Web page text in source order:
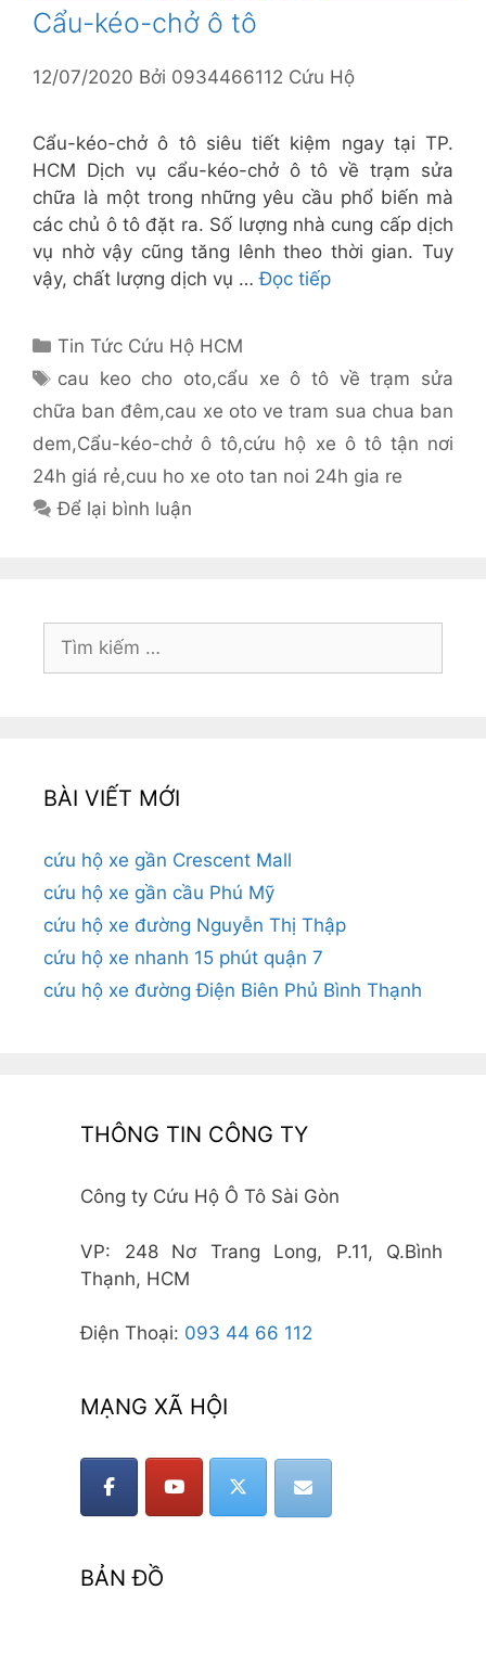
Cẩu-kéo-chở ô tô
12/07/2020 Bởi 0934466112 Cứu Hộ
Cẩu-kéo-chở ô tô siêu tiết kiệm ngay tại TP.
HCM Dịch vụ cẩu-kéo-chở ô tô về trạm sửa
chữa là một trong những yêu cầu phổ biến mà
các chủ ô tô đặt ra. Số lượng nhà cung cấp dịch
vụ nhờ vậy cũng tăng lênh theo thời gian. Tuy
vậy, chất lượng dịch vụ …Đọc tiếp
Danh
mục
Tin Tức Cứu Hộ HCM
Thẻ
cau keo cho oto,cẩu xe ô tô về trạm sửa
chữa ban đêm,cau xe oto ve tram sua chua ban
dem,Cẩu-kéo-chở ô tô,cứu hộ xe ô tô tận nơi
24h giá rẻ,cuu ho xe oto tan noi 24h gia re
Để lại bình luận
Tìm
BÀI VIẾT MỚI
cứu hộ xe gần Crescent Mall
cứu hộ xe gần cầu Phú Mỹ
cứu hộ xe đường Nguyễn Thị Thập
cứu hộ xe nhanh 15 phút quận 7
cứu hộ xe đường Điện Biên Phủ Bình Thạnh
THÔNG TIN CÔNG TY
Công ty Cứu Hộ Ô Tô Sài Gòn
VP: 248 Nơ Trang Long, P.11, Q.Bình
Thạnh, HCM
Điện Thoại: 093 44 66 112
MẠNG XÃ HỘI
BẢN ĐỒ